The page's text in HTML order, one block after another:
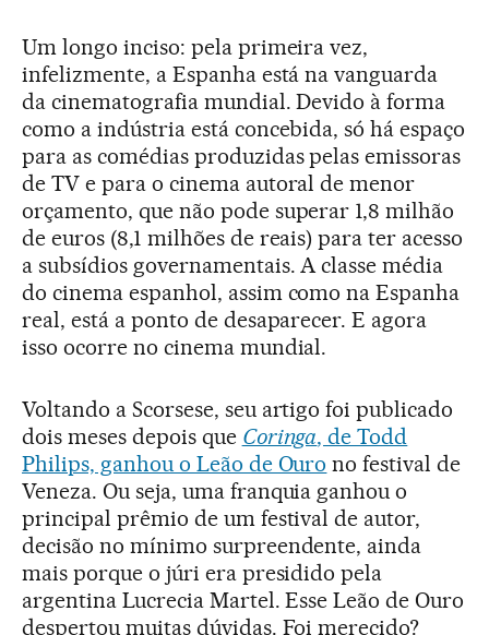
Um longo inciso: pela primeira vez,
infelizmente, a Espanha está na vanguarda
da cinematografia mundial. Devido à forma
como a indústria está concebida, só há espaço
para as comédias produzidas pelas emissoras
de TV e para o cinema autoral de menor
orçamento, que não pode superar 1,8 milhão
de euros (8,1 milhões de reais) para ter acesso
a subsídios governamentais. A classe média
do cinema espanhol, assim como na Espanha
real, está a ponto de desaparecer. E agora
isso ocorre no cinema mundial.
Voltando a Scorsese, seu artigo foi publicado
dois meses depois que Coringa, de Todd
Philips, ganhou o Leão de Ouro no festival de
Veneza. Ou seja, uma franquia ganhou o
principal prêmio de um festival de autor,
decisão no mínimo surpreendente, ainda
mais porque o júri era presidido pela
argentina Lucrecia Martel. Esse Leão de Ouro
despertou muitas dúvidas. Foi merecido?